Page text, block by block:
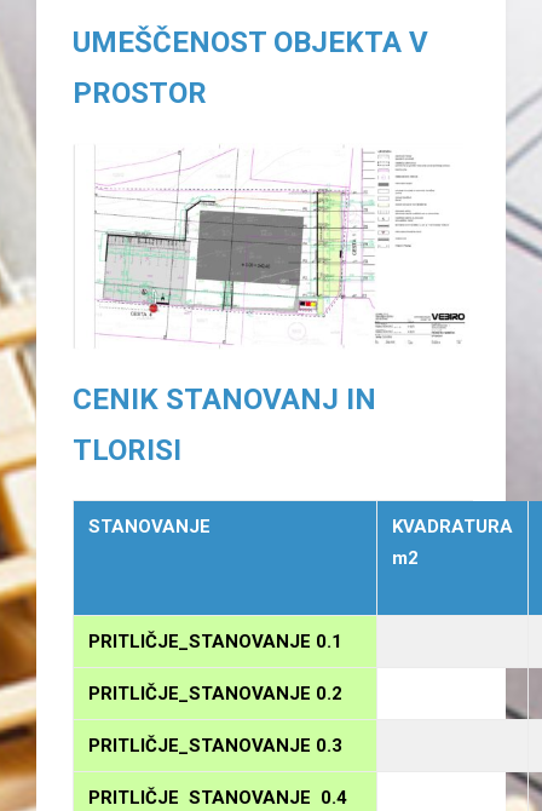
UMEŠČENOST OBJEKTA V
PROSTOR
CENIK STANOVANJ IN
TLORISI
STANOVANJE
KVADRATURA
m2
PRITLIČJE_STANOVANJE 0.1
PRITLIČJE_STANOVANJE 0.2
PRITLIČJE_STANOVANJE 0.3
PRITLIČJE STANOVANJE 0.4